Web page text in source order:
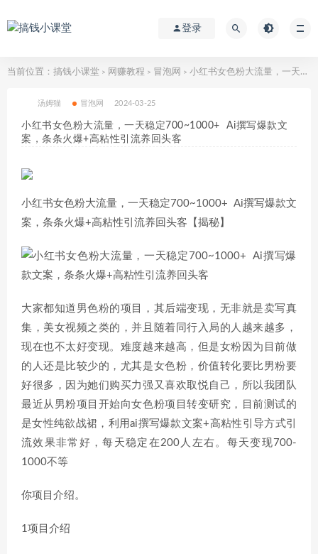
登录
当前位置： 搞钱小课堂 > 网赚教程 > 冒泡网 > 小红书女色粉大流量，一天稳定700~1000+ Ai撰写爆款文案，条条火爆+高粘性引流养回头客
汤姆猫 冒泡网 2024-03-25
小红书女色粉大流量，一天稳定700~1000+ Ai撰写爆款文
案，条条火爆+高粘性引流养回头客
小红书女色粉大流量，一天稳定700~1000+ Ai撰写爆款文
案，条条火爆+高粘性引流养回头客【揭秘】
大家都知道男色粉的项目，其后端变现，无非就是卖写真
集，美女视频之类的，并且随着同行入局的人越来越多，
现在也不太好变现。难度越来越高，但是女粉因为目前做
的人还是比较少的，尤其是女色粉，价值转化要比男粉要
好很多，因为她们购买力强又喜欢取悦自己，所以我团队
最近从男粉项目开始向女色粉项目转变研究，目前测试的
是女性纯欲战裙，利用ai撰写爆款文案+高粘性引导方式引
流效果非常好，每天稳定在200人左右。每天变现700-
1000不等
你项目介绍。
1项目介绍